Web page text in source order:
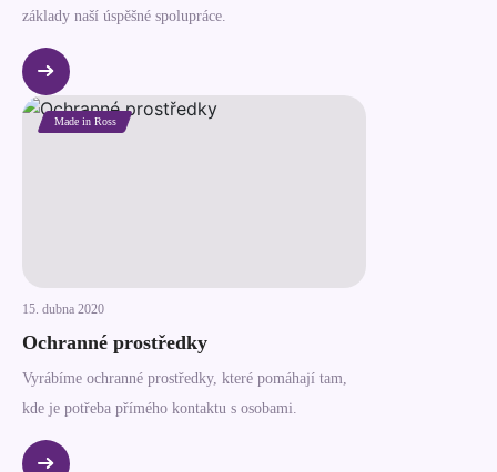
základy naší úspěšné spolupráce.
Made in Ross
15. dubna 2020
Ochranné prostředky
Vyrábíme ochranné prostředky, které pomáhají tam,
kde je potřeba přímého kontaktu s osobami.